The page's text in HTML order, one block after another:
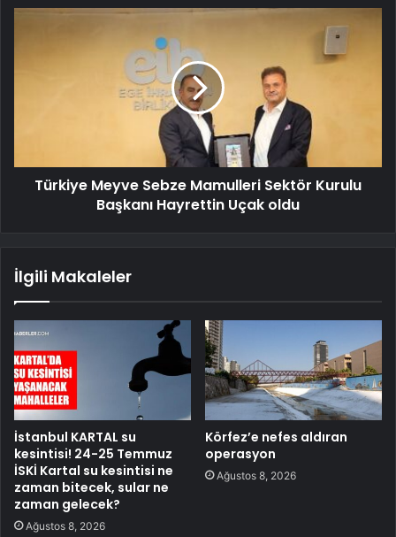
Türkiye Meyve Sebze Mamulleri Sektör Kurulu
Başkanı Hayrettin Uçak oldu
İlgili Makaleler
İstanbul KARTAL su
kesintisi! 24-25 Temmuz
İSKİ Kartal su kesintisi ne
zaman bitecek, sular ne
zaman gelecek?
Ağustos 8, 2026
Körfez’e nefes aldıran
operasyon
Ağustos 8, 2026